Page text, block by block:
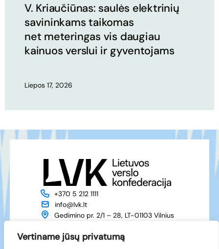
Vertiname jūsų privatumą
V. Kriaučiūnas: saulės elektrinių
savininkams taikomas
net meteringas vis daugiau
kainuos verslui ir gyventojams
Liepos 17, 2026
+370 5 212 1111
info@lvk.lt
Gedimino pr. 2/1 – 28, LT-01103 Vilnius
Naujienos
Renginiai